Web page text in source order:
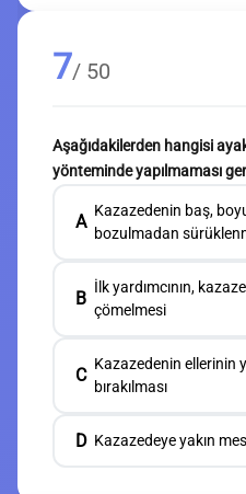
7/ 50
Aşağıdakilerden hangisi
yönteminde yapılmaması
A
Kazazedenin baş,
bozulmadan
B
İlk yardımcının,
çömelmesi
C
Kazazedenin ellerinin
bırakılması
D Kazazedeye yakın